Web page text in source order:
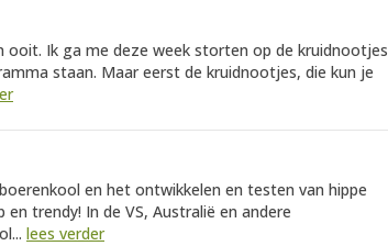
ooit. Ik ga me deze week storten op de kruidnootjes
staan. Maar eerst de kruidnootjes, die kun je
en het ontwikkelen en testen van hippe
trendy! In de VS, Australië en andere
lees verder